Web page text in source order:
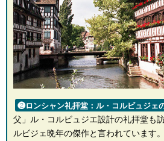
❷ロンシャン礼拝堂：ル・コルビュジェ
父」ル・コルビュジエ設計の礼拝堂も
ルビジェ晩年の傑作と言われています。